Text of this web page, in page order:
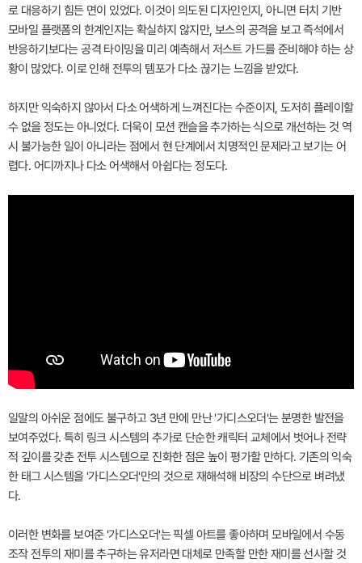
로 대응하기 힘든 면이 있었다. 이것이 의도된 디자인인지, 아니면 터치 기반
모바일 플랫폼의 한계인지는 확실하지 않지만, 보스의 공격을 보고 즉석에서
반응하기보다는 공격 타이밍을 미리 예측해서 저스트 가드를 준비해야 하는 상
황이 많았다. 이로 인해 전투의 템포가 다소 끊기는 느낌을 받았다.
하지만 익숙하지 않아서 다소 어색하게 느껴진다는 수준이지, 도저히 플레이할
수 없을 정도는 아니었다. 더욱이 모션 캔슬을 추가하는 식으로 개선하는 것 역
시 불가능한 일이 아니라는 점에서 현 단계에서 치명적인 문제라고 보기는 어
렵다. 어디까지나 다소 어색해서 아쉽다는 정도다.
일말의 아쉬운 점에도 불구하고 3년 만에 만난 '가디스오더'는 분명한 발전을
보여주었다. 특히 링크 시스템의 추가로 단순한 캐릭터 교체에서 벗어나 전략
적 깊이를 갖춘 전투 시스템으로 진화한 점은 높이 평가할 만하다. 기존의 익숙
한 태그 시스템을 '가디스오더'만의 것으로 재해석해 비장의 수단으로 벼려냈
다.
이러한 변화를 보여준 '가디스오더'는 픽셀 아트를 좋아하며 모바일에서 수동
조작 전투의 재미를 추구하는 유저라면 대체로 만족할 만한 재미를 선사할 것